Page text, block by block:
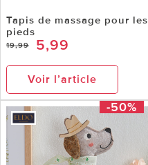
Tapis de massage pour les
pieds
19,99 5,99
Voir l’article
-50%